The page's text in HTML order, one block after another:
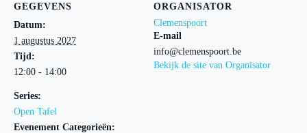
GEGEVENS
Datum:
1 augustus 2027
Tijd:
12:00 - 14:00
Series:
Open Tafel
Evenement Categorieën:
ORGANISATOR
Clemenspoort
E-mail
info@clemenspoort.be
Bekijk de site van Organisator